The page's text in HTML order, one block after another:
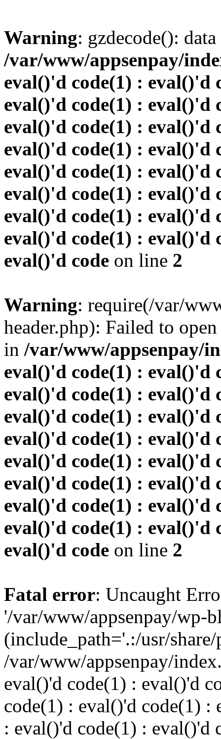
Warning: gzdecode():
/var/www/appsenpay/
eval()'d code(1) : eval()'d
eval()'d code(1) : eval()'d
eval()'d code(1) : eval()'d
eval()'d code(1) : eval()'d
eval()'d code(1) : eval()'d
eval()'d code(1) : eval()'d
eval()'d code(1) : eval()'d
eval()'d code(1) : eval()'d
eval()'d code on line 2
Warning: require(/var/
header.php): Failed to
in /var/www/appsenpay/
eval()'d code(1) : eval()'d
eval()'d code(1) : eval()'d
eval()'d code(1) : eval()'d
eval()'d code(1) : eval()'d
eval()'d code(1) : eval()'d
eval()'d code(1) : eval()'d
eval()'d code(1) : eval()'d
eval()'d code(1) : eval()'d
eval()'d code on line 2
Fatal error: Uncaught
'/var/www/appsenpay/wp-
(include_path='.:/usr/
/var/www/appsenpay/
eval()'d code(1) : eval()'d
code(1) : eval()'d code(1) :
: eval()'d code(1) : eval()'d